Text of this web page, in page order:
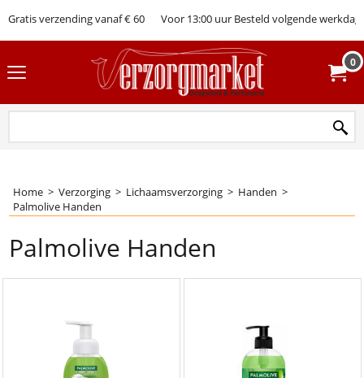
Gratis verzending vanaf € 60 Voor 13:00 uur Besteld volgende werkdag
0
Home > Verzorging > Lichaamsverzorging > Handen >
Palmolive Handen
Palmolive Handen